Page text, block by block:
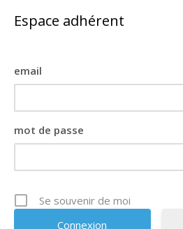
Espace adhérent
email
mot de passe
Se souvenir de moi